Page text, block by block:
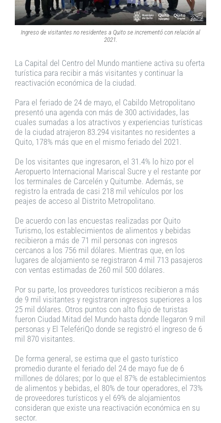
Ingreso de visitantes no residentes a Quito se incrementó con relación al
2021.
La Capital del Centro del Mundo mantiene activa su oferta
turística para recibir a más visitantes y continuar la
reactivación económica de la ciudad.
Para el feriado de 24 de mayo, el Cabildo Metropolitano
presentó una agenda con más de 300 actividades, las
cuales sumadas a los atractivos y experiencias turísticas
de la ciudad atrajeron 83.294 visitantes no residentes a
Quito, 178% más que en el mismo feriado del 2021.
De los visitantes que ingresaron, el 31.4% lo hizo por el
Aeropuerto Internacional Mariscal Sucre y el restante por
los terminales de Carcelén y Quitumbe. Además, se
registro la entrada de casi 218 mil vehículos por los
peajes de acceso al Distrito Metropolitano.
De acuerdo con las encuestas realizadas por Quito
Turismo, los establecimientos de alimentos y bebidas
recibieron a más de 71 mil personas con ingresos
cercanos a los 756 mil dólares. Mientras que, en los
lugares de alojamiento se registraron 4 mil 713 pasajeros
con ventas estimadas de 260 mil 500 dólares.
Por su parte, los proveedores turísticos recibieron a más
de 9 mil visitantes y registraron ingresos superiores a los
25 mil dólares. Otros puntos con alto flujo de turistas
fueron Ciudad Mitad del Mundo hasta donde llegaron 9 mil
personas y El TelefériQo donde se registró el ingreso de 6
mil 870 visitantes.
De forma general, se estima que el gasto turístico
promedio durante el feriado del 24 de mayo fue de 6
millones de dólares; por lo que el 87% de establecimientos
de alimentos y bebidas, el 80% de tour operadores, el 73%
de proveedores turísticos y el 69% de alojamientos
consideran que existe una reactivación económica en su
sector.